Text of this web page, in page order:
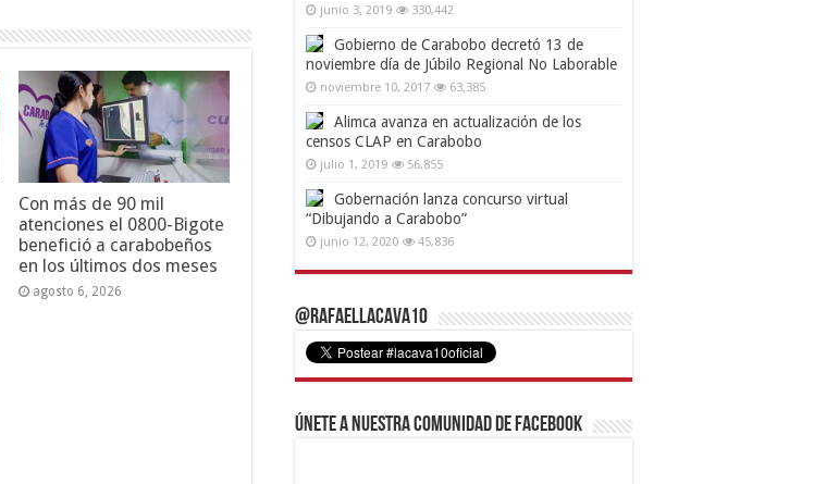
Con más de 90 mil
atenciones el 0800-Bigote
benefició a carabobeños
en los últimos dos meses
agosto 6, 2026
junio 3, 2019 330,442
Gobierno de Carabobo decretó 13 de
noviembre día de Júbilo Regional No Laborable
noviembre 10, 2017 63,385
Alimca avanza en actualización de los
censos CLAP en Carabobo
julio 1, 2019 56,855
Gobernación lanza concurso virtual
“Dibujando a Carabobo”
junio 12, 2020 45,836
@RafaelLacava10
Únete a nuestra comunidad de Facebook